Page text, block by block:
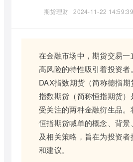
期货理财 2024-11-22 14:59:39
在金融市场中，期货交易一
高风险的特性吸引着投资者
DAX指数期货（简称德指
指数期货（简称恒指期货）
受关注的两种金融衍生品。
恒指期货喊单的概念、背景
及相关策略，旨在为投资
和建议。